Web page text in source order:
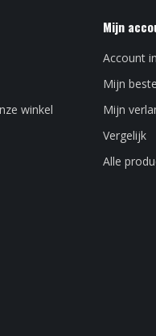
winkel
Mijn
Account
Mijn
Mijn
Vergelijk
Alle